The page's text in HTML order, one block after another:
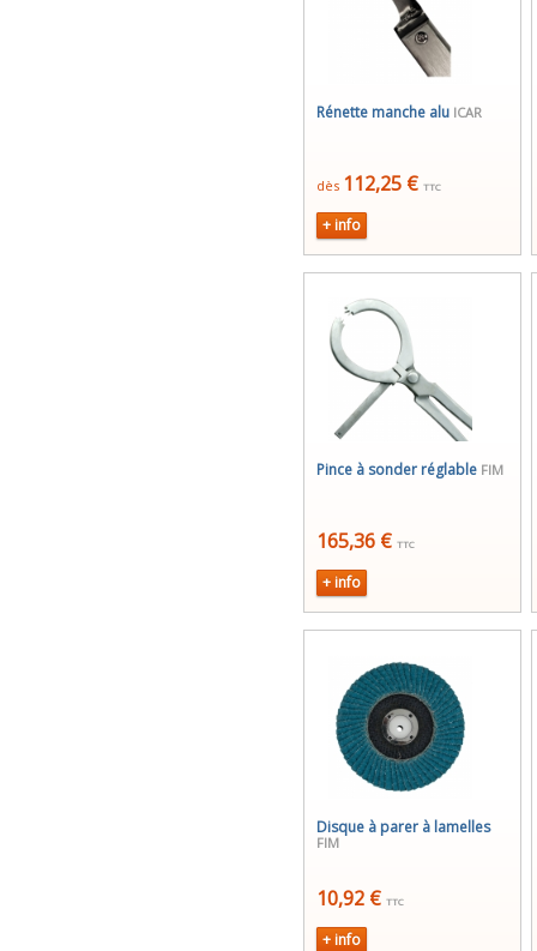
Rénette manche alu ICAR
dès 112,25 € TTC
+ info
Pince à sonder réglable FIM
165,36 € TTC
+ info
Disque à parer à lamelles
FIM
10,92 € TTC
+ info